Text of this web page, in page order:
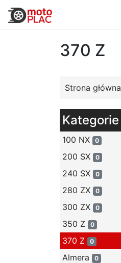
370 Z
Strona główna
Kategorie
100 NX 0
200 SX 0
240 SX 0
280 ZX 0
300 ZX 0
350 Z 0
370 Z 0
Almera 0